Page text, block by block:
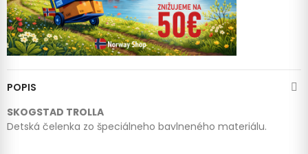
POPIS
SKOGSTAD TROLLA
Detská čelenka zo špeciálneho bavlneného materiálu.